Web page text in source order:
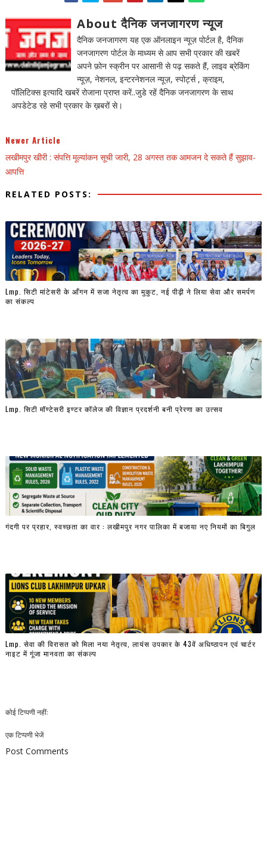
About दैनिक जनजागरण न्यूज
दैनिक जनजागरण यह एक ऑनलाइन न्यूज़ पोर्टल है, दैनिक
जनजागरण पोर्टल के माध्यम से आप सभी प्रकार की खबरें
अपने फ़ोन स्क्रीन पर आसानी से पढ़ सकते हैं, लाइव ब्रेकिंग
न्यूज़, नेशनल, इन्टरनेशनल न्यूज़, स्पोर्ट्स , क्राइम,
पॉलिटिक्स इत्यादि खबरें रोजाना प्राप्त करें..जुडे रहें दैनिक जनजागरण के साथ
अपडेटेड रहे सभी प्रकार के ख़बरों से।
Newer Article
लखीमपुर खीरी : संपत्ति मूल्यांकन सूची जारी, 28 अगस्त तक आमजन दे सकते हैं सुझाव-
आपत्ति
RELATED POSTS:
Lmp. सिटी मांटेसरी के आँगन में सजा नेतृत्व का मुकुट, नई पीढ़ी ने लिया सेवा और समर्पण
का संकल्प
Lmp. सिटी मॉण्टेसरी इण्टर कॉलेज की विज्ञान प्रदर्शनी बनी प्रेरणा का उत्सव
गंदगी पर प्रहार, स्वच्छता का वार : लखीमपुर नगर पालिका में बजाया नए नियमों का बिगुल
Lmp. सेवा की विरासत को मिला नया नेतृत्व, लायंस उपकार के 43वें अधिष्ठापन एवं चार्टर
नाइट में गूंजा मानवता का संकल्प
कोई टिप्पणी नहीं:
एक टिप्पणी भेजें
Post Comments